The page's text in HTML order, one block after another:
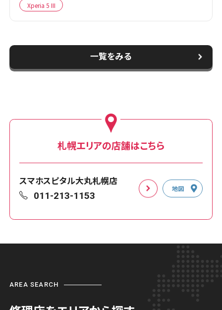
Xperia 5 III
一覧をみる
札幌エリアの店舗はこちら
スマホスピタル大丸札幌店
011-213-1153
地図
AREA SEARCH